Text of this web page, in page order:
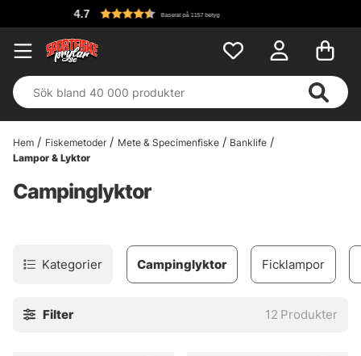
Baserat på 1157 betyg
Hem Fiskemetoder Mete & Specimenfiske
Banklife
Lampor & Lyktor
Campinglyktor
Kategorier Campinglyktor Ficklampor
Filter 12 Produkter